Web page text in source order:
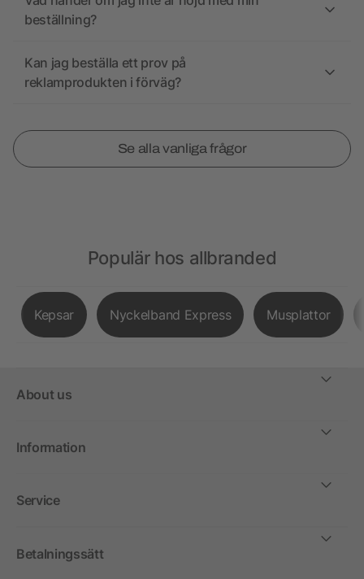
beställning?
Kan jag beställa ett prov på
reklamprodukten i förväg?
Se alla vanliga frågor
Populär hos allbranded
Kepsar Nyckelband Express Musplattor
About us
Information
Service
Betalningssätt